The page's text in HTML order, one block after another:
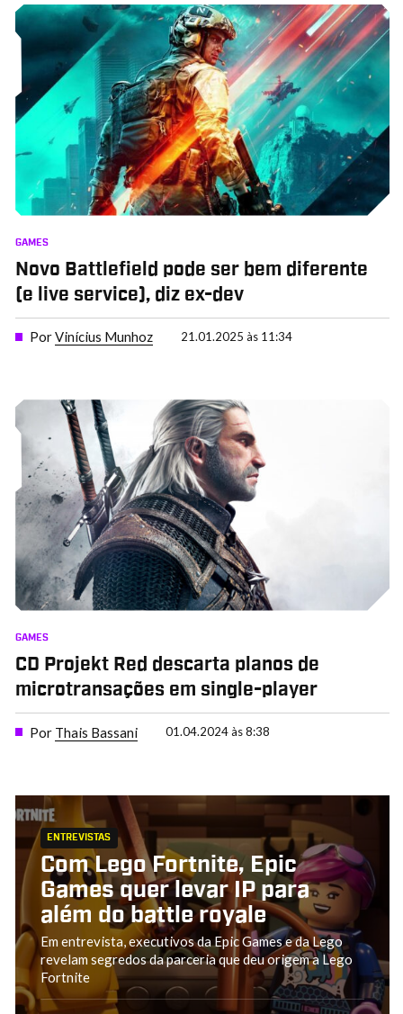
GAMES
Novo Battlefield pode ser bem diferente
(e live service), diz ex-dev
PorVinícius Munhoz 21.01.2025 às 11:34
GAMES
CD Projekt Red descarta planos de
microtransações em single-player
Por Thais Bassani 01.04.2024 às 8:38
ENTREVISTAS
Com Lego Fortnite, Epic
Games quer levar IP para
além do battle royale
Em entrevista, executivos da Epic Games e da Lego
revelam segredos da parceria que deu origem a Lego
Fortnite